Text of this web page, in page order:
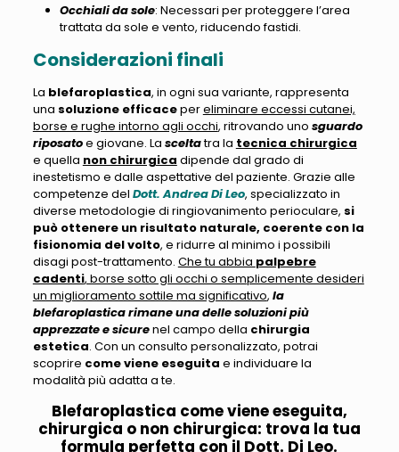
Occhiali da sole: Necessari per proteggere l’area
trattata da sole e vento, riducendo fastidi.
Considerazioni finali
La blefaroplastica, in ogni sua variante, rappresenta
una soluzione efficacepereliminare eccessi cutanei,
borse e rughe intorno agli occhi, ritrovando uno sguardo
riposatoe giovane. La sceltatra la tecnica chirurgica
e quella non chirurgica dipende dal grado di
inestetismo e dalle aspettative del paziente. Grazie alle
competenze del Dott. Andrea Di Leo, specializzato in
diverse metodologie di ringiovanimento perioculare, si
può ottenere un risultato naturale, coerente con la
fisionomia del volto, e ridurre al minimo i possibili
disagi post-trattamento. Che tu abbia palpebre
cadenti, borse sotto gli occhi o semplicemente desideri
un miglioramento sottile ma significativo, la
blefaroplastica rimane una delle soluzioni più
apprezzate e sicurenel campo della chirurgia
estetica. Con un consulto personalizzato, potrai
scoprire come viene eseguita e individuare la
modalità più adatta a te.
Blefaroplastica come viene eseguita,
chirurgica o non chirurgica: trova la tua
formula perfetta con il Dott. Di Leo.